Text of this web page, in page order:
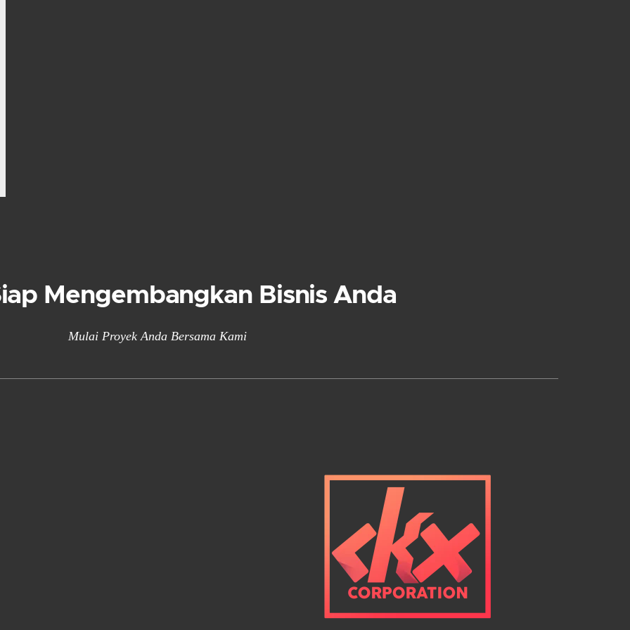
Mengembangkan Bisnis Anda
Mulai Proyek Anda Bersama Kami